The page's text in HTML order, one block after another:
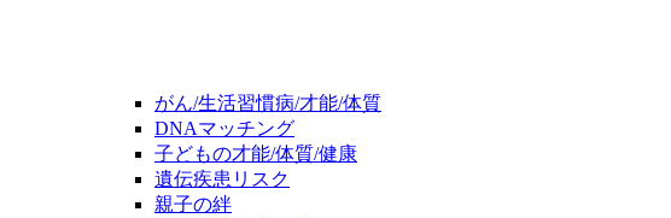
がん/生活習慣病/才能/体質
DNAマッチング
子どもの才能/体質/健康
遺伝疾患リスク
親子の絆